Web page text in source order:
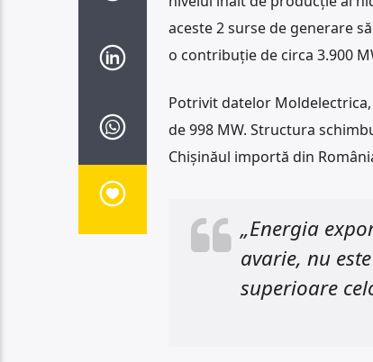
aceste 2 surse de generare
o contribuție de circa 3.900
Potrivit datelor
de 998 MW. Structura
Chișinăul importă din
„Energia
avarie, nu
superioare